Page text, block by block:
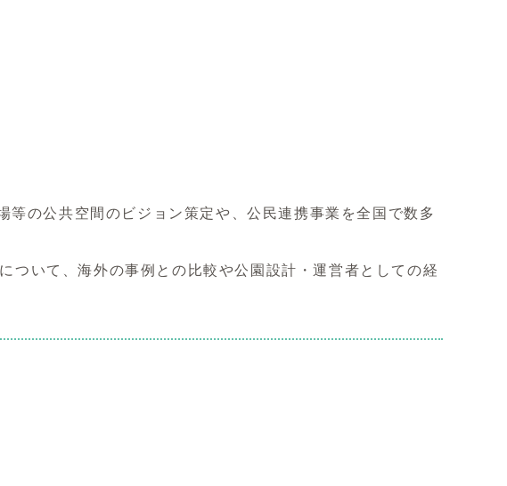
の公共空間のビジョン策定や、公民連携事業を全国で数多
ついて、海外の事例との比較や公園設計・運営者としての経